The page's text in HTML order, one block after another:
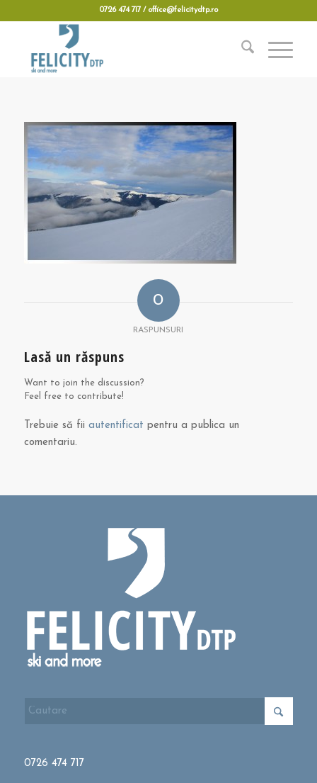
0726 474 717 / office@felicitydtp.ro
0
RASPUNSURI
Lasă un răspuns
Want to join the discussion?
Feel free to contribute!
Trebuie să fii autentificat pentru a publica un
comentariu.
0726 474 717